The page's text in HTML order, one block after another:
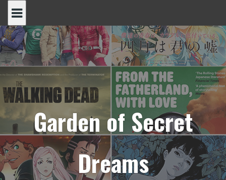
content
Garden of Secret
Dreams